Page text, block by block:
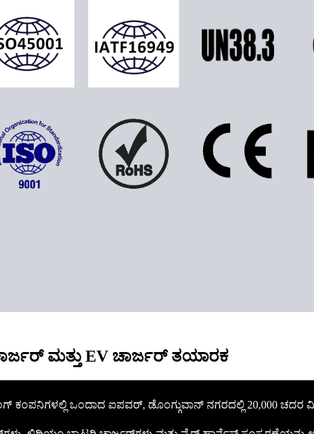
ಮತ್ತು EV ಚಾರ್ಜರ್ ತಯಾರಕ
ಕಂಪನಿಗಳಲ್ಲಿ ಒಂದಾದ ಐಪವರ್, ಡೊಂಗ್ಗುವಾನ್ ನಗರದಲ್ಲಿ 20,000 ಚದರ